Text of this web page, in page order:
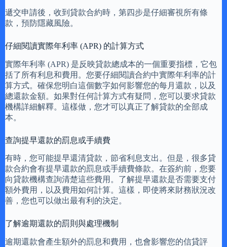
遞交申請後，收到貸款合約時，第四步是仔細審視所有條
款，預防隱藏風險。
仔細閱讀實際年利率 (APR) 的計算方式
實際年利率 (APR) 是反映貸款總成本的一個重要指標，它包
括了所有利息和費用。您要仔細閱讀合約中實際年利率的計
算方式。確保您明白這個數字如何影響您的每月還款，以及
總還款金額。如果對任何計算方式有疑問，您可以要求貸款
機構詳細解釋。這樣做，您才可以真正了解貸款的全部成
本。
查詢提早還款的罰息或手續費
有時，您可能提早還清貸款，節省利息支出。但是，很多貸
款合約會有提早還款的罰息或手續費條款。在簽約前，您要
向貸款機構查詢清楚這些費用。了解提早還款是否需要支付
額外費用，以及費用如何計算。這樣，即使將來財務狀況改
善，您也可以做出最有利的決定。
了解逾期還款的罰則與處理機制
逾期還款會產生額外的罰息和費用，也會影響您的信貸評